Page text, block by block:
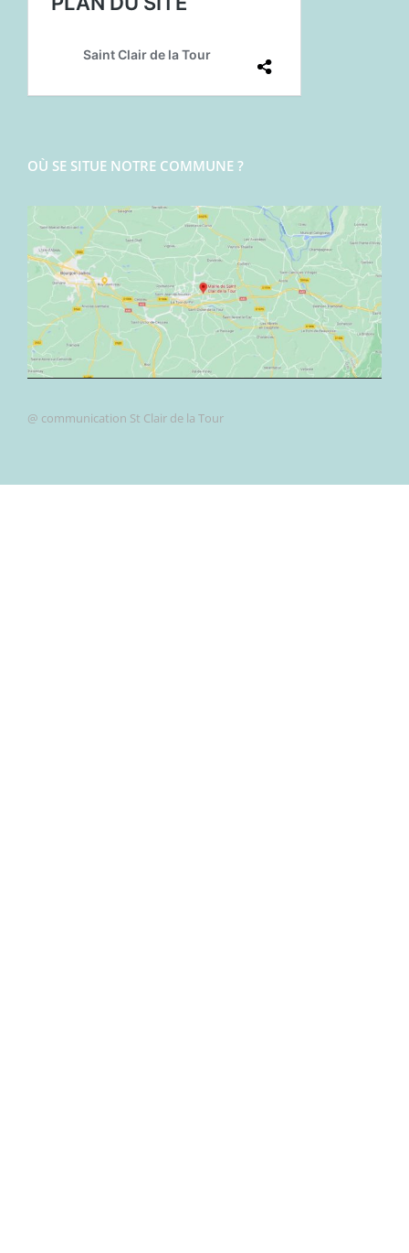
OÙ SE SITUE NOTRE COMMUNE ?
@ communication St Clair de la Tour